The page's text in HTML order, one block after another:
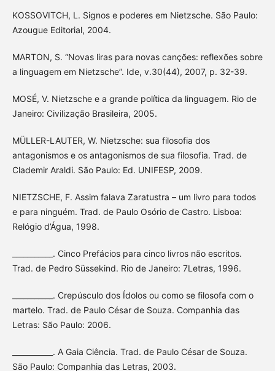
KOSSOVITCH, L. Signos e poderes em Nietzsche. São Paulo:
Azougue Editorial, 2004.
MARTON, S. “Novas liras para novas canções: reflexões sobre
a linguagem em Nietzsche”. Ide, v.30(44), 2007, p. 32-39.
MOSÉ, V. Nietzsche e a grande política da linguagem. Rio de
Janeiro: Civilização Brasileira, 2005.
MÜLLER-LAUTER, W. Nietzsche: sua filosofia dos
antagonismos e os antagonismos de sua filosofia. Trad. de
Clademir Araldi. São Paulo: Ed. UNIFESP, 2009.
NIETZSCHE, F. Assim falava Zaratustra – um livro para todos
e para ninguém. Trad. de Paulo Osório de Castro. Lisboa:
Relógio d’Água, 1998.
___________. Cinco Prefácios para cinco livros não escritos.
Trad. de Pedro Süssekind. Rio de Janeiro: 7Letras, 1996.
___________. Crepúsculo dos Ídolos ou como se filosofa com o
martelo. Trad. de Paulo César de Souza. Companhia das
Letras: São Paulo: 2006.
___________. A Gaia Ciência. Trad. de Paulo César de Souza.
São Paulo: Companhia das Letras, 2003.